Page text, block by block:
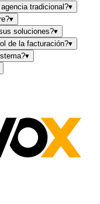
tradicional?▾
▾
soluciones?▾
de la facturación?▾
▾